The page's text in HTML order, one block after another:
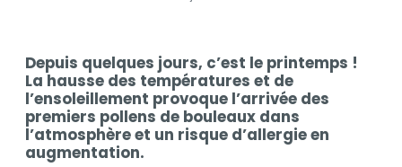
Contenu
Depuis quelques jours, c’est le printemps !
La hausse des températures et de
l’ensoleillement provoque l’arrivée des
premiers pollens de bouleaux dans
l’atmosphère et un risque d’allergie en
augmentation.